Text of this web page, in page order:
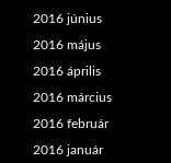
2016 június
2016 május
2016 április
2016 március
2016 február
2016 január